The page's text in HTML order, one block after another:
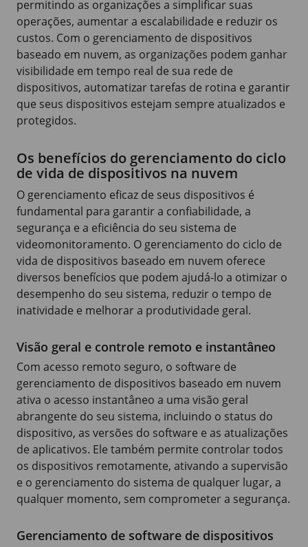
permitindo as organizações a simplificar suas
operações, aumentar a escalabilidade e reduzir os
custos. Com o gerenciamento de dispositivos
baseado em nuvem, as organizações podem ganhar
visibilidade em tempo real de sua rede de
dispositivos, automatizar tarefas de rotina e garantir
que seus dispositivos estejam sempre atualizados e
protegidos.
Os benefícios do gerenciamento do ciclo
de vida de dispositivos na nuvem
O gerenciamento eficaz de seus dispositivos é
fundamental para garantir a confiabilidade, a
segurança e a eficiência do seu sistema de
videomonitoramento. O gerenciamento do ciclo de
vida de dispositivos baseado em nuvem oferece
diversos benefícios que podem ajudá-lo a otimizar o
desempenho do seu sistema, reduzir o tempo de
inatividade e melhorar a produtividade geral.
Visão geral e controle remoto e instantâneo
Com acesso remoto seguro, o software de
gerenciamento de dispositivos baseado em nuvem
ativa o acesso instantâneo a uma visão geral
abrangente do seu sistema, incluindo o status do
dispositivo, as versões do software e as atualizações
de aplicativos. Ele também permite controlar todos
os dispositivos remotamente, ativando a supervisão
e o gerenciamento do sistema de qualquer lugar, a
qualquer momento, sem comprometer a segurança.
Gerenciamento de software de dispositivos